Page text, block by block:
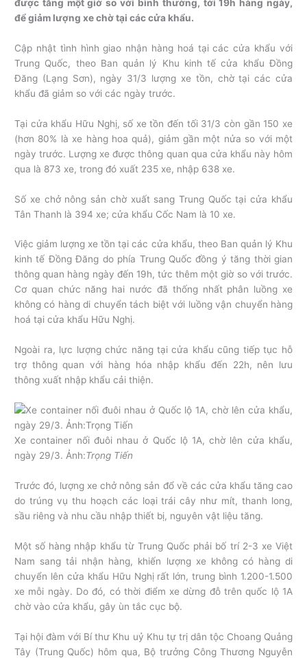
được tăng một giờ so với bình thường, tới 19h hàng ngày,
để giảm lượng xe chờ tại các cửa khẩu.
Cập nhật tình hình giao nhận hàng hoá tại các cửa khẩu với
Trung Quốc, theo Ban quản lý Khu kinh tế cửa khẩu Đồng
Đăng (Lạng Sơn), ngày 31/3 lượng xe tồn, chờ tại các cửa
khẩu đã giảm so với các ngày trước.
Tại cửa khẩu Hữu Nghị, số xe tồn đến tối 31/3 còn gần 150 xe
(hơn 80% là xe hàng hoa quả), giảm gần một nửa so với một
ngày trước. Lượng xe được thông quan qua cửa khẩu này hôm
qua là 873 xe, trong đó xuất 235 xe, nhập 638 xe.
Số xe chở nông sản chờ xuất sang Trung Quốc tại cửa khẩu
Tân Thanh là 394 xe; cửa khẩu Cốc Nam là 10 xe.
Việc giảm lượng xe tồn tại các cửa khẩu, theo Ban quản lý Khu
kinh tế Đồng Đăng do phía Trung Quốc đồng ý tăng thời gian
thông quan hàng ngày đến 19h, tức thêm một giờ so với trước.
Cơ quan chức năng hai nước đã thống nhất phân luồng xe
không có hàng di chuyển tách biệt với luồng vận chuyển hàng
hoá tại cửa khẩu Hữu Nghị.
Ngoài ra, lực lượng chức năng tại cửa khẩu cũng tiếp tục hỗ
trợ thông quan với hàng hóa nhập khẩu đến 22h, nên lưu
thông xuất nhập khẩu cải thiện.
Xe container nối đuôi nhau ở Quốc lộ 1A, chờ lên cửa khẩu,
ngày 29/3. Ảnh:Trọng Tiến
Trước đó, lượng xe chở nông sản đổ về các cửa khẩu tăng cao
do trúng vụ thu hoạch các loại trái cây như mít, thanh long,
sầu riêng và nhu cầu nhập thiết bị, nguyên vật liệu tăng.
Một số hàng nhập khẩu từ Trung Quốc phải bố trí 2-3 xe Việt
Nam sang tải nhận hàng, khiến lượng xe không có hàng di
chuyển lên cửa khẩu Hữu Nghị rất lớn, trung bình 1.200-1.500
xe mỗi ngày. Do đó, có thời điểm xe dừng đỗ trên quốc lộ 1A
chờ vào cửa khẩu, gây ùn tắc cục bộ.
Tại hội đàm với Bí thư Khu uỷ Khu tự trị dân tộc Choang Quảng
Tây (Trung Quốc) hôm qua, Bộ trưởng Công Thương Nguyễn